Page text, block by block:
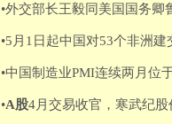
•外交部长王毅同美国国务卿
•5月1日起中国对53个非洲
•中国制造业PMI连续两月位
•A股4月交易收官，寒武纪股